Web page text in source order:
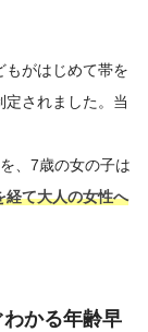
もがはじめて帯を
されました。当
、7歳の女の子は
経て大人の女性へ
かる年齢早